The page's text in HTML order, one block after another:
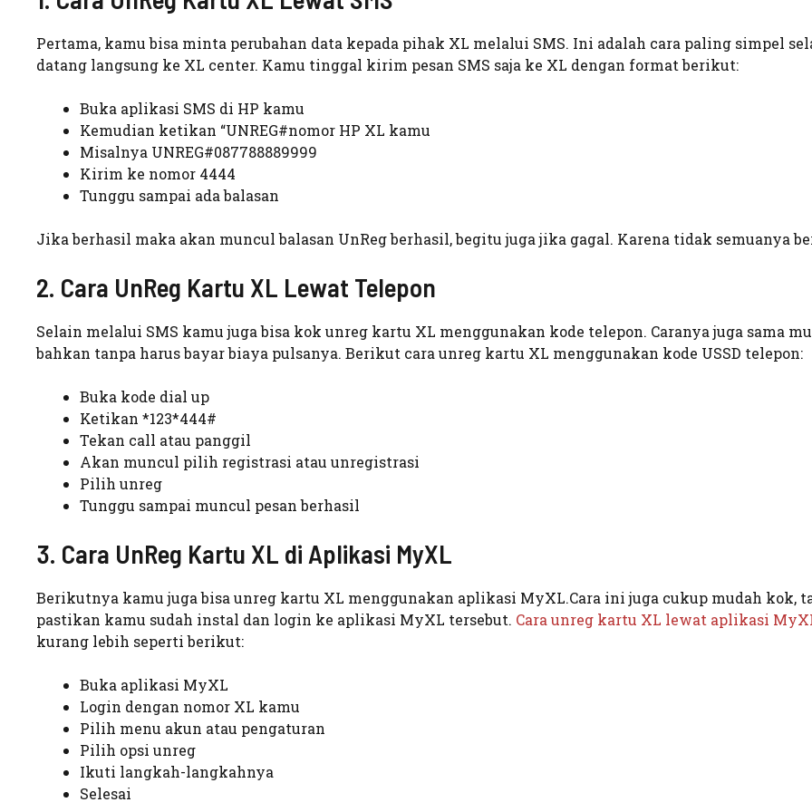
Pertama, kamu bisa minta perubahan data kepada pihak XL melalui SMS. Ini adalah cara paling simpel
datang langsung ke XL center. Kamu tinggal kirim pesan SMS saja ke XL dengan format berikut:
Buka aplikasi SMS di HP kamu
Kemudian ketikan “UNREG#nomor HP XL kamu
Misalnya UNREG#087788889999
Kirim ke nomor 4444
Tunggu sampai ada balasan
Jika berhasil maka akan muncul balasan UnReg berhasil, begitu juga jika gagal. Karena tidak semuanya
2. Cara UnReg Kartu XL Lewat Telepon
Selain melalui SMS kamu juga bisa kok unreg kartu XL menggunakan kode telepon. Caranya juga sama
bahkan tanpa harus bayar biaya pulsanya. Berikut cara unreg kartu XL menggunakan kode USSD telepon:
Buka kode dial up
Ketikan *123*444#
Tekan call atau panggil
Akan muncul pilih registrasi atau unregistrasi
Pilih unreg
Tunggu sampai muncul pesan berhasil
3. Cara UnReg Kartu XL di Aplikasi MyXL
Berikutnya kamu juga bisa unreg kartu XL menggunakan aplikasi MyXL.Cara ini juga cukup mudah kok,
pastikan kamu sudah instal dan login ke aplikasi MyXL tersebut. Cara unreg kartu XL lewat aplikasi
kurang lebih seperti berikut:
Buka aplikasi MyXL
Login dengan nomor XL kamu
Pilih menu akun atau pengaturan
Pilih opsi unreg
Ikuti langkah-langkahnya
Selesai